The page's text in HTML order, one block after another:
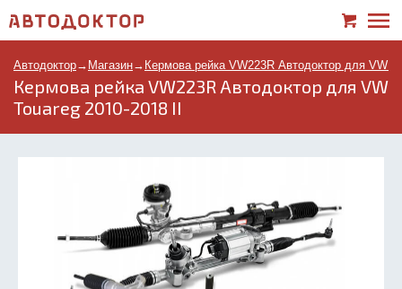
Автодоктор→ Магазин→ Кермова рейка VW223R Автодоктор для VW
Кермова рейка VW223R Автодоктор для VW
Touareg 2010-2018 II